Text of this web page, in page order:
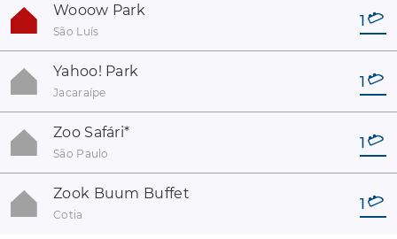
Wooow Park
São Luís
1
Yahoo! Park
Jacaraípe
1
Zoo Safári*
São Paulo
1
Zook Buum Buffet
Cotia
1